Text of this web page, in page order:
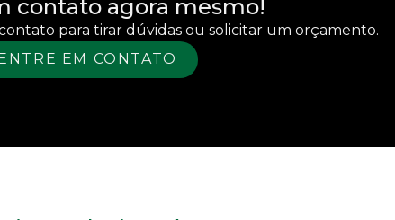
contato agora mesmo!
para tirar dúvidas ou solicitar um orçamento.
ENTRE EM CONTATO